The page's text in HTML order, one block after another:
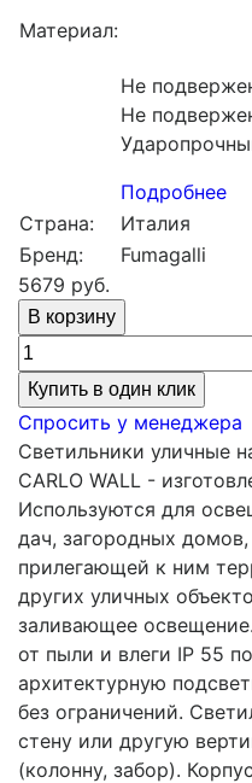
Материал:
Не
Не
Подробнее
Страна:
Италия
Бренд:
Fumagalli
5679 руб.
Купить в один клик
Спросить у менеджера
Светильники уличные
CARLO WALL -
Используются для
дач, загородных
прилегающей к ним
других уличных
заливающее
от пыли и влеги IP 55
архитектурную
без ограничений.
стену или другую
(колонну, забор).